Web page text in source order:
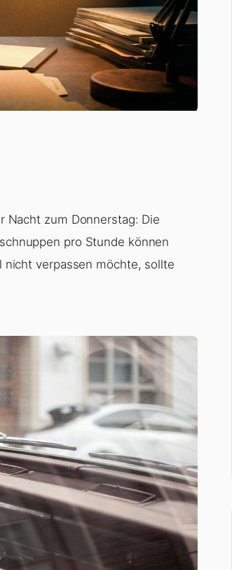
Nacht zum Donnerstag: Die
pro Stunde können
nicht verpassen möchte, sollte